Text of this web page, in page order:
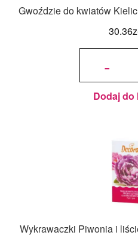
Gwoździe do kwiatów
30.36
-
ilość
kwiatów
Kielich -
zestaw 3
szt. -
Decora
Dodaj do
Wykrawaczki Piwonia i